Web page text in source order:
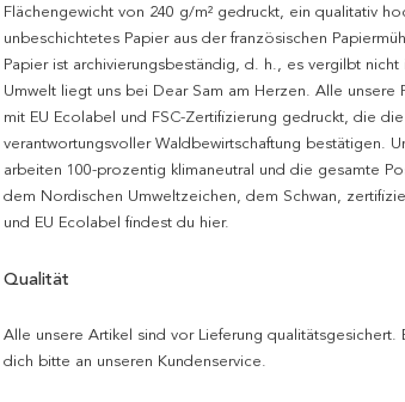
Flächengewicht von 240 g/m² gedruckt, ein qualitativ
unbeschichtetes Papier aus der französischen
Papier ist archivierungsbeständig, d. h., es vergilbt
Umwelt liegt uns bei Dear Sam am Herzen. Alle unsere
mit EU Ecolabel und FSC-Zertifizierung gedruckt, die
verantwortungsvoller Waldbewirtschaftung bestätigen.
arbeiten 100-prozentig klimaneutral und die gesamte
dem Nordischen Umweltzeichen, dem Schwan,
und EU Ecolabel findest du hier.
Qualität
Alle unsere Artikel sind vor Lieferung qualitätsgesichert.
dich bitte an unseren Kundenservice.